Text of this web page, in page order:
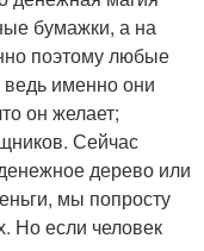
бумажки, а на
поэтому любые
именно они
он желает;
Сейчас
дерево или
мы попросту
Но если человек